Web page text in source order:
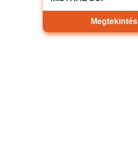
Megtekintés